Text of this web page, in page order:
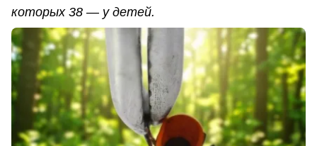
которых 38 — у детей.